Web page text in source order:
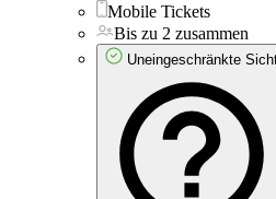
Mobile Tickets
Bis zu 2 zusammen
Uneingeschränkte